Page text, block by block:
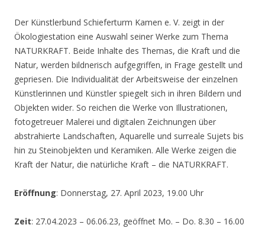
Der Künstlerbund Schieferturm Kamen e. V. zeigt in der
Ökologiestation eine Auswahl seiner Werke zum Thema
NATURKRAFT. Beide Inhalte des Themas, die Kraft und die
Natur, werden bildnerisch aufgegriffen, in Frage gestellt und
gepriesen. Die Individualität der Arbeitsweise der einzelnen
Künstlerinnen und Künstler spiegelt sich in ihren Bildern und
Objekten wider. So reichen die Werke von Illustrationen,
fotogetreuer Malerei und digitalen Zeichnungen über
abstrahierte Landschaften, Aquarelle und surreale Sujets bis
hin zu Steinobjekten und Keramiken. Alle Werke zeigen die
Kraft der Natur, die natürliche Kraft – die NATURKRAFT.
Eröffnung: Donnerstag, 27. April 2023, 19.00 Uhr
Zeit: 27.04.2023 – 06.06.23, geöffnet Mo. – Do. 8.30 – 16.00